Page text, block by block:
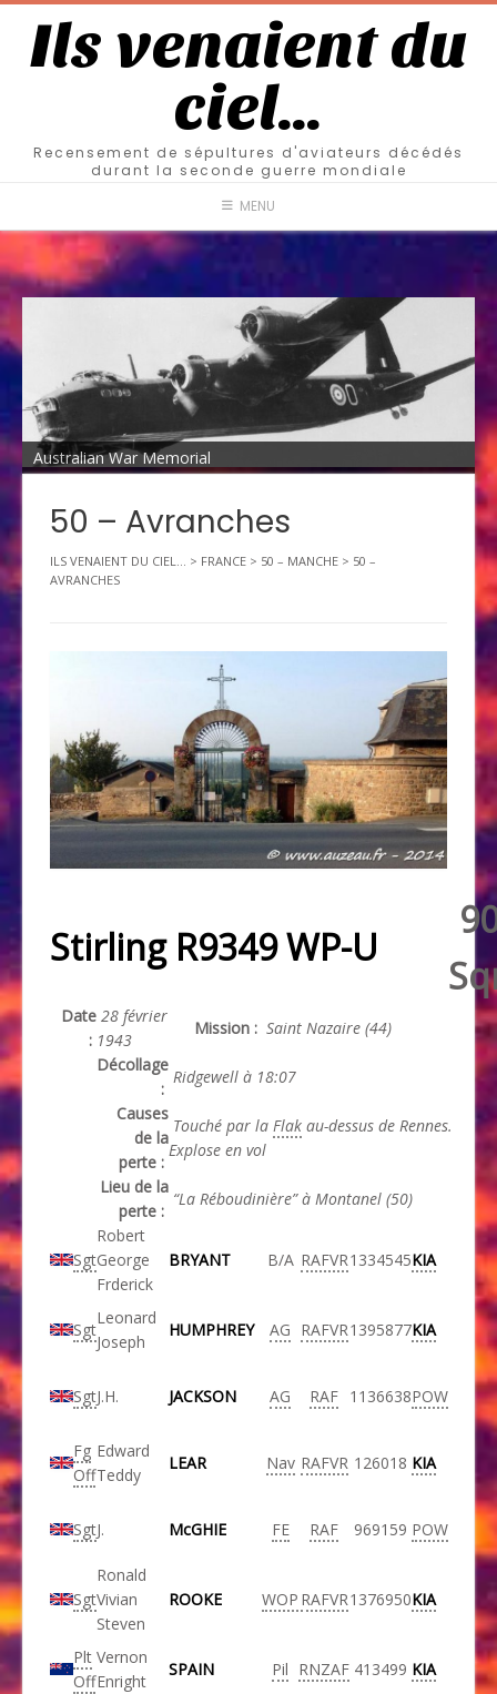
Ils venaient du
ciel…
Recensement de sépultures d'aviateurs décédés
durant la seconde guerre mondiale
MENU
Australian War Memorial
50 – Avranches
ILS VENAIENT DU CIEL... > FRANCE > 50 – MANCHE > 50 –
AVRANCHES
Stirling R9349 WP-U
Date
:
28 février
1943
Mission : Saint Nazaire (44)
Décollage
:
Ridgewell à 18:07
Causes
de la
perte :
Touché par la Flak au-dessus de Rennes.
Explose en vol
Lieu de la
perte :
“La Réboudinière” à Montanel (50)
Sgt
Robert
George
Frderick
BRYANT B/A RAFVR1334545KIA
Sgt
Leonard
Joseph
HUMPHREY AG RAFVR1395877KIA
SgtJ.H. JACKSON AG RAF 1136638POW
Fg
Off
Edward
Teddy
LEAR Nav RAFVR 126018 KIA
SgtJ. McGHIE FE RAF 969159 POW
Sgt
Ronald
Vivian
Steven
ROOKE WOP RAFVR1376950KIA
Plt
Off
Vernon
Enright
SPAIN Pil RNZAF 413499 KIA